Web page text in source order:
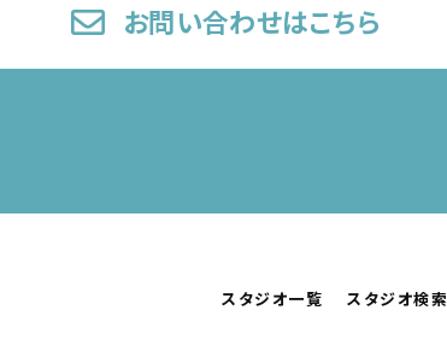
お問い合わせはこちら
スタジオ一覧 スタジオ検索